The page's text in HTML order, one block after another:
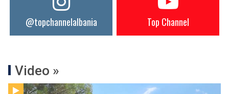
@topchannelalbania Top Channel
Video »